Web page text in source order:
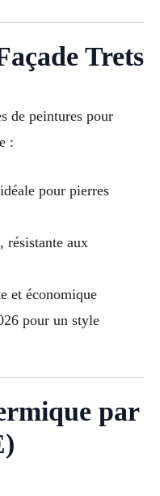
Trets
de peintures pour
:
pour pierres
aux
et économique
pour un style
par